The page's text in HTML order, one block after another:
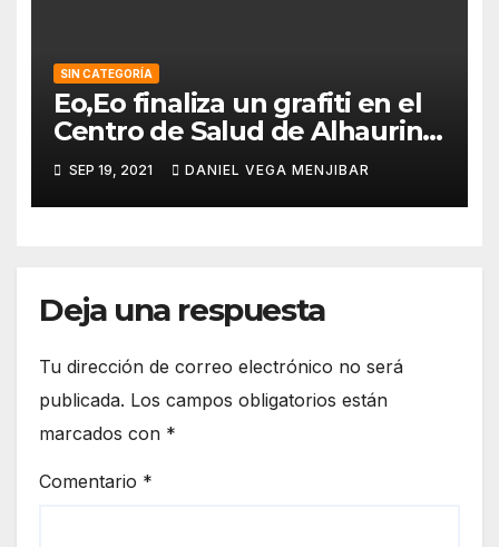
SIN CATEGORÍA
Eo,Eo finaliza un grafiti en el
Centro de Salud de Alhaurin
de la Torre.
SEP 19, 2021 DANIEL VEGA MENJIBAR
Deja una respuesta
Tu dirección de correo electrónico no será
publicada. Los campos obligatorios están
marcados con *
Comentario *